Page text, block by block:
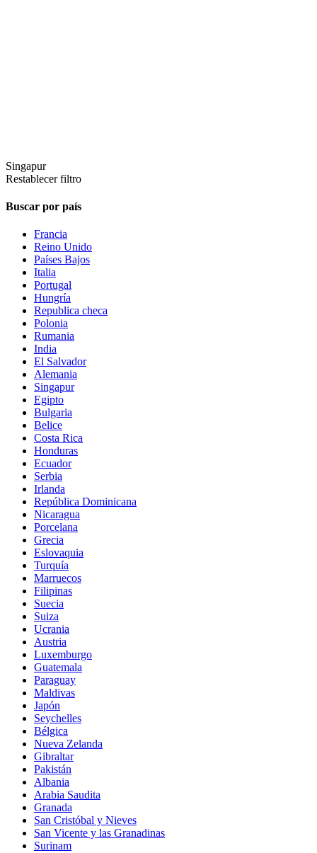
Singapur
Restablecer filtro
Buscar por país
Francia
Reino Unido
Países Bajos
Italia
Portugal
Hungría
Republica checa
Polonia
Rumania
India
El Salvador
Alemania
Singapur
Egipto
Bulgaria
Belice
Costa Rica
Honduras
Ecuador
Serbia
Irlanda
República Dominicana
Nicaragua
Porcelana
Grecia
Eslovaquia
Turquía
Marruecos
Filipinas
Suecia
Suiza
Ucrania
Austria
Luxemburgo
Guatemala
Paraguay
Maldivas
Japón
Seychelles
Bélgica
Nueva Zelanda
Gibraltar
Pakistán
Albania
Arabia Saudita
Granada
San Cristóbal y Nieves
San Vicente y las Granadinas
Surinam